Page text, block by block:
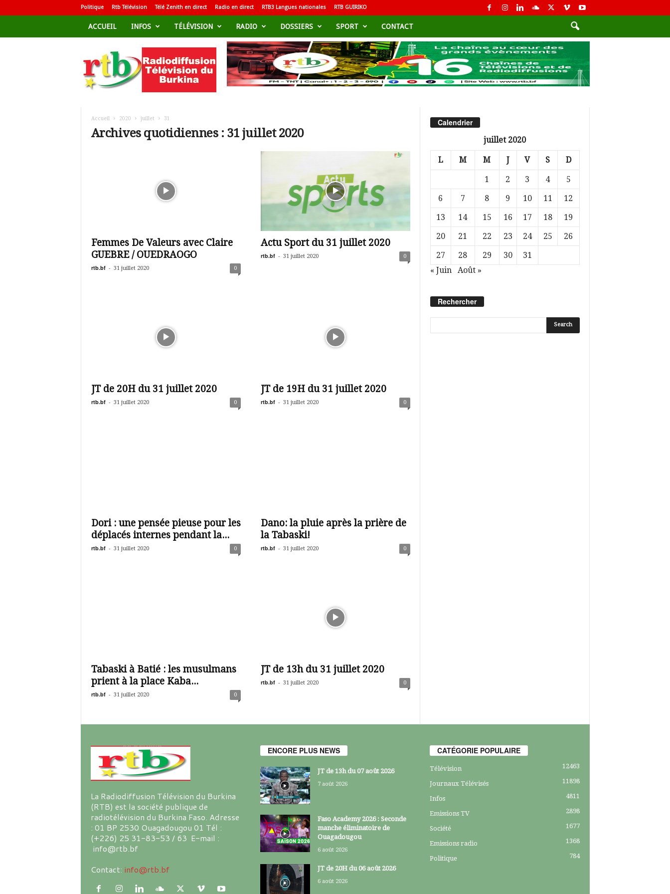
Politique Rtb Télévision Télé Zenith en direct Radio en direct RTB3 Langues nationales RTB GUIRIKO
ACCUEIL INFOS TÉLÉVISION RADIO DOSSIERS SPORT CONTACT
d
i
Accueil 2020 juillet 31
Archives quotidiennes : 31 juillet 2020
Femmes De Valeurs avec Claire
GUEBRE / OUEDRAOGO
rtb.bf - 31 juillet 2020 0
Actu Sport du 31 juillet 2020
rtb.bf - 31 juillet 2020 0
JT de 20H du 31 juillet 2020
rtb.bf - 31 juillet 2020 0
JT de 19H du 31 juillet 2020
rtb.bf - 31 juillet 2020 0
Dori : une pensée pieuse pour les
déplacés internes pendant la...
rtb.bf - 31 juillet 2020 0
Dano: la pluie après la prière de
la Tabaski!
rtb.bf - 31 juillet 2020 0
Tabaski à Batié : les musulmans
prient à la place Kaba...
rtb.bf - 31 juillet 2020 0
JT de 13h du 31 juillet 2020
rtb.bf - 31 juillet 2020 0
Calendrier
juillet 2020
L M M J V S D
1 2 3 4
5
6
7 8 9 10 11
12
13
14 15 16 17 18
19
20
21 22 23 24 25
26
27
28 29 30
31
« Juin
Août »
Rechercher
La Radiodiffusion Télévision du Burkina
(RTB) est la société publique de
radiotélévision du Burkina Faso. Adresse
: 01 BP 2530 Ouagadougou 01 Tél :
(+226) 25 31-83-53 / 63 E-mail :
info@rtb.bf
Contact: info@rtb.bf
ENCORE PLUS NEWS
JT de 13h du 07 août 2026
7 août 2026
Faso Academy 2026 : Seconde
manche éliminatoire de
Ouagadougou
6 août 2026
JT de 20H du 06 août 2026
6 août 2026
CATÉGORIE POPULAIRE
Télévision 12463
Journaux Télévisés 11898
Infos 4811
Emissions TV 2898
Société 1677
Emissions radio 1368
Politique 784